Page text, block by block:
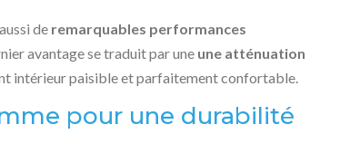
de remarquables performances
avantage se traduit par une une atténuation
intérieur paisible et parfaitement confortable.
pour une durabilité